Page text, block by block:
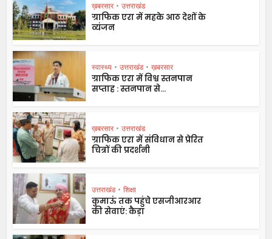
ख़बरसार • उत्तराखंड
ग्राफिक एरा में महके आठ देशों के
व्यंजन
स्वास्थ्य • उत्तराखंड • ख़बरसार
ग्राफिक एरा में विश्व स्तनपान
सप्ताह : स्तनपान से...
ख़बरसार • उत्तराखंड
ग्राफिक एरा में संविधान से प्रेरित
चित्रों की प्रदर्शनी
उत्तराखंड • शिक्षा
कुमाऊं तक पहुंचे एसजीआरआर
की सेवाएं: कैड़ा